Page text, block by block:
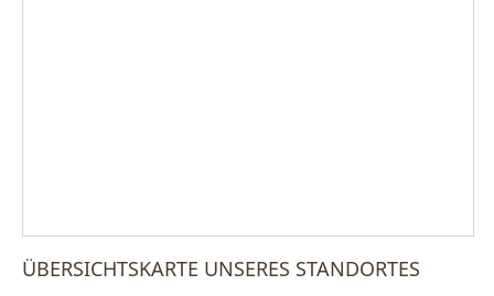
ÜBERSICHTSKARTE UNSERES STANDORTES